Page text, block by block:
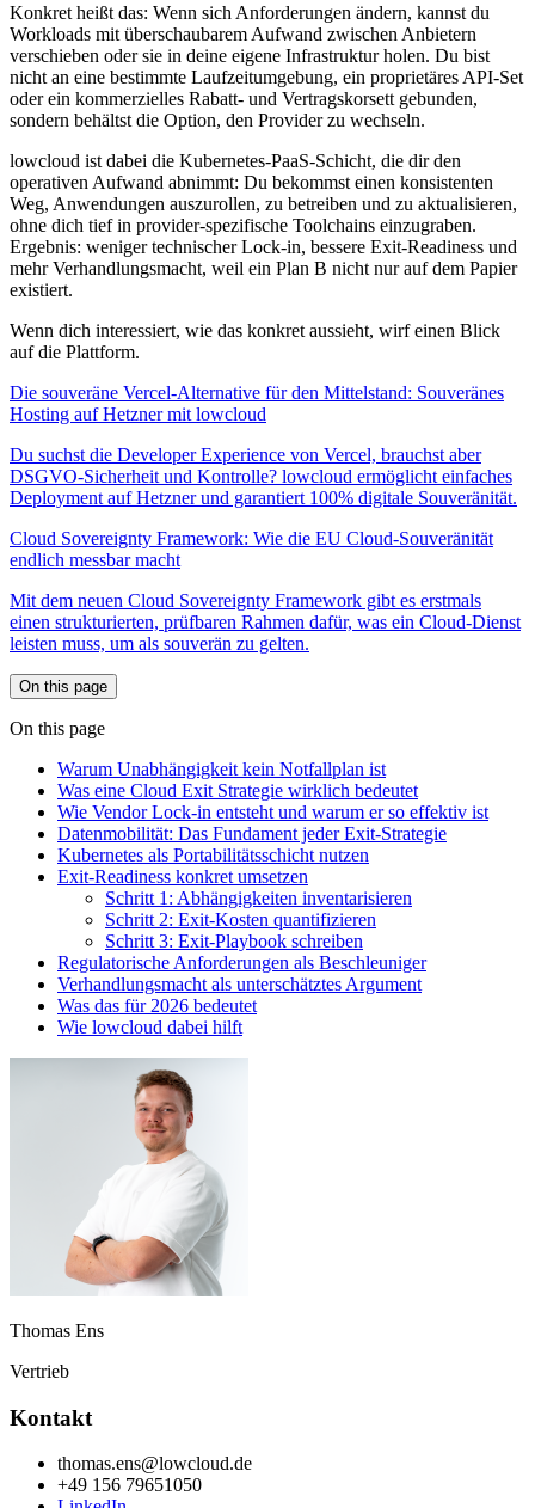
Konkret heißt das: Wenn sich Anforderungen ändern, kannst du
Workloads mit überschaubarem Aufwand zwischen Anbietern
verschieben oder sie in deine eigene Infrastruktur holen. Du bist
nicht an eine bestimmte Laufzeitumgebung, ein proprietäres API-Set
oder ein kommerzielles Rabatt- und Vertragskorsett gebunden,
sondern behältst die Option, den Provider zu wechseln.
lowcloud ist dabei die Kubernetes-PaaS-Schicht, die dir den
operativen Aufwand abnimmt: Du bekommst einen konsistenten
Weg, Anwendungen auszurollen, zu betreiben und zu aktualisieren,
ohne dich tief in provider-spezifische Toolchains einzugraben.
Ergebnis: weniger technischer Lock-in, bessere Exit-Readiness und
mehr Verhandlungsmacht, weil ein Plan B nicht nur auf dem Papier
existiert.
Wenn dich interessiert, wie das konkret aussieht, wirf einen Blick
auf die Plattform.
Die souveräne Vercel-Alternative für den Mittelstand: Souveränes
Hosting auf Hetzner mit lowcloud
Du suchst die Developer Experience von Vercel, brauchst aber
DSGVO-Sicherheit und Kontrolle? lowcloud ermöglicht einfaches
Deployment auf Hetzner und garantiert 100% digitale Souveränität.
Cloud Sovereignty Framework: Wie die EU Cloud-Souveränität
endlich messbar macht
Mit dem neuen Cloud Sovereignty Framework gibt es erstmals
einen strukturierten, prüfbaren Rahmen dafür, was ein Cloud-Dienst
leisten muss, um als souverän zu gelten.
On this page
On this page
Warum Unabhängigkeit kein Notfallplan ist
Was eine Cloud Exit Strategie wirklich bedeutet
Wie Vendor Lock-in entsteht und warum er so effektiv ist
Datenmobilität: Das Fundament jeder Exit-Strategie
Kubernetes als Portabilitätsschicht nutzen
Exit-Readiness konkret umsetzen
Schritt 1: Abhängigkeiten inventarisieren
Schritt 2: Exit-Kosten quantifizieren
Schritt 3: Exit-Playbook schreiben
Regulatorische Anforderungen als Beschleuniger
Verhandlungsmacht als unterschätztes Argument
Was das für 2026 bedeutet
Wie lowcloud dabei hilft
Thomas Ens
Vertrieb
Kontakt
thomas.ens@lowcloud.de
+49 156 79651050